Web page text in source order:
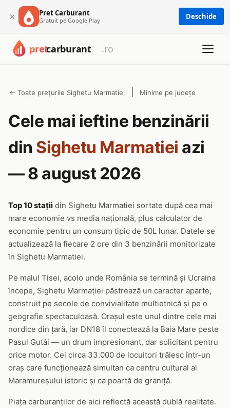
× Pret Carburant
Gratuit pe Google Play Deschide
← Toate prețurile Sighetu Marmatiei Minime pe județe
Cele mai ieftine benzinării
din Sighetu Marmatiei azi
— 8 august 2026
Top 10 stații din Sighetu Marmatiei sortate după cea mai
mare economie vs media națională, plus calculator de
economie pentru un consum tipic de 50L lunar. Datele se
actualizează la fiecare 2 ore din 3 benzinării monitorizate
în Sighetu Marmatiei.
Pe malul Tisei, acolo unde România se termină și Ucraina
începe, Sighetu Marmației păstrează un caracter aparte,
construit pe secole de convivialitate multietnică și pe o
geografie spectaculoasă. Orașul este unul dintre cele mai
nordice din țară, iar DN18 îl conectează la Baia Mare peste
Pasul Gutâi — un drum impresionant, dar solicitant pentru
orice motor. Cei circa 33.000 de locuitori trăiesc într-un
oraș care funcționează simultan ca centru cultural al
Maramureșului istoric și ca poartă de graniță.
Piața carburanților de aici reflectă această dublă realitate.